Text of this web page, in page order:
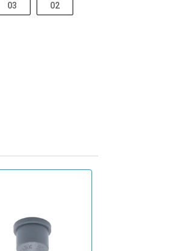
03 02